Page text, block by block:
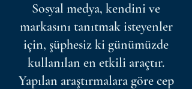
Sosyal medya, kendini ve
markasını tanıtmak isteyenler
için, şüphesiz ki günümüzde
kullanılan en etkili araçtır.
Yapılan araştırmalara göre cep